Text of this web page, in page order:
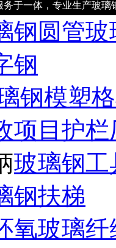
于一体，专业生产玻璃
钢圆管玻
钢
钢模塑
项目护栏
玻璃钢工
钢扶梯
氧玻璃纤